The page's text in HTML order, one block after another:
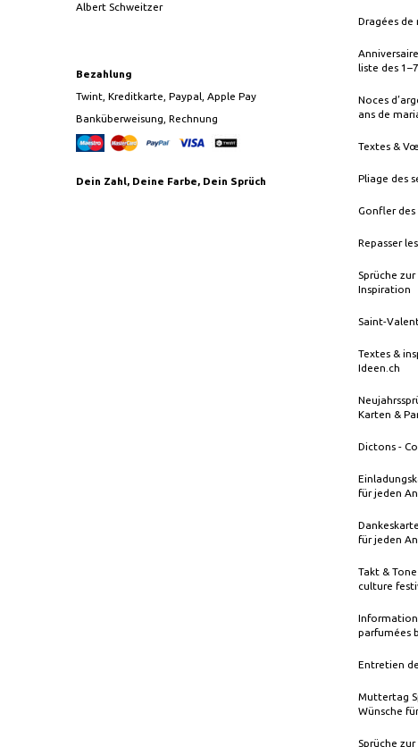
Albert Schweitzer
Bezahlung
Twint, Kreditkarte, Paypal, Apple Pay
Banküberweisung, Rechnung
Dein Zahl, Deine Farbe, Dein Sprüch
Dragées de
liste des
Noces
ans de
Textes &
Pliage des
Gonfler
Repasser
Sprüche
Inspiration
Saint-
Textes &
Ideen.ch
Karten &
Dictons -
für jeden
für jeden
Takt &
culture
parfumées
Entretien
Muttertag
Wünsche
Sprüche